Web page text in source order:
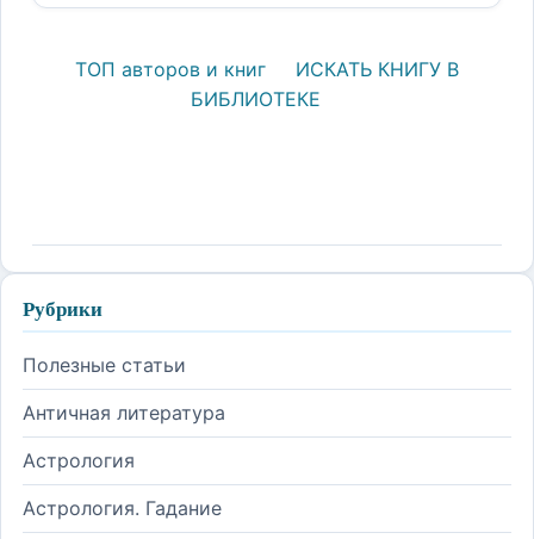
ТОП авторов и книг
ИСКАТЬ КНИГУ В
БИБЛИОТЕКЕ
Рубрики
Полезные статьи
Античная литература
Астрология
Астрология. Гадание